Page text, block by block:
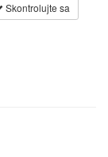
Skontrolujte sa